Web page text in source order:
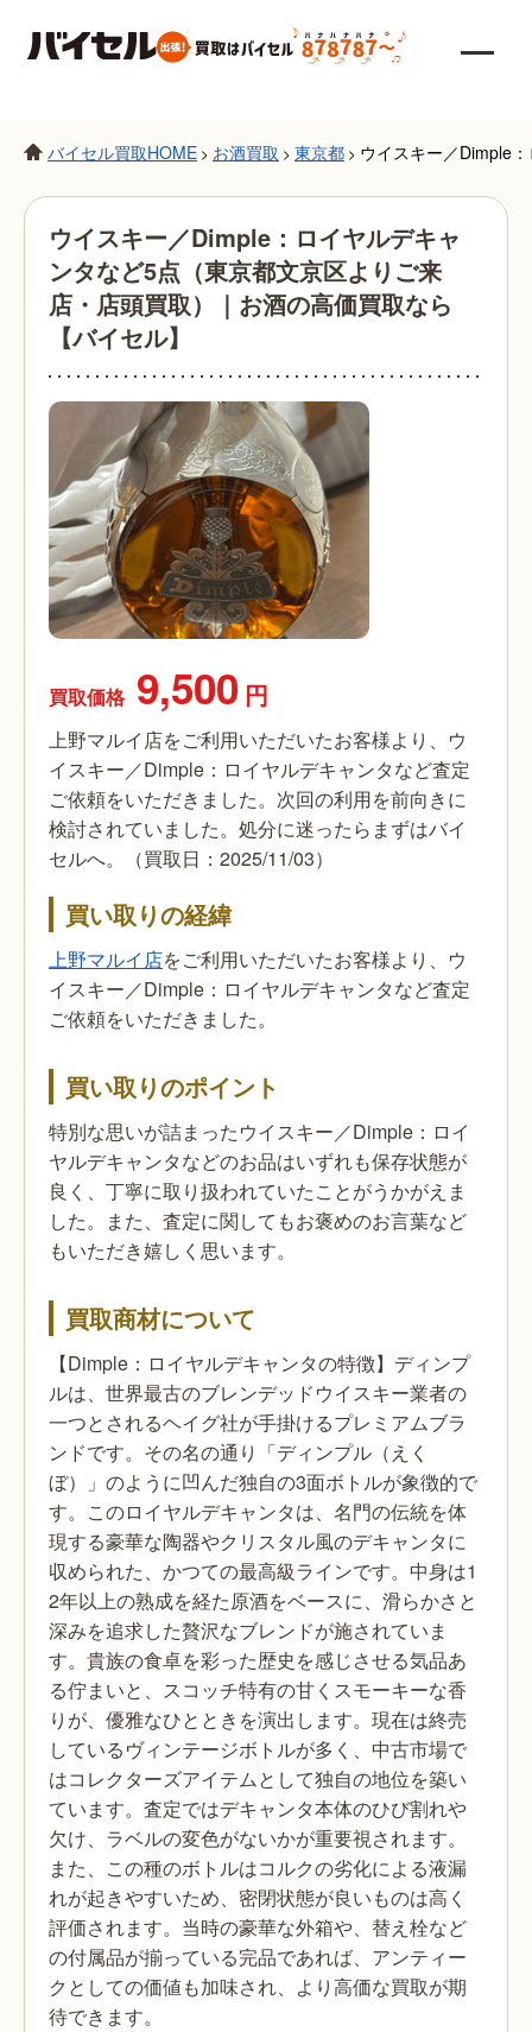
バイセル買取HOME > お酒買取 > 東京都 > ウイスキー／Dimple
ウイスキー／Dimple：ロイヤルデキャ
ンタなど5点（東京都文京区よりご来
店・店頭買取）｜お酒の高価買取なら
【バイセル】
買取価格 9,500 円
上野マルイ店をご利用いただいたお客様より、ウ
イスキー／Dimple：ロイヤルデキャンタなど査定
ご依頼をいただきました。次回の利用を前向きに
検討されていました。処分に迷ったらまずはバイ
セルへ。（買取日：2025/11/03）
買い取りの経緯
上野マルイ店をご利用いただいたお客様より、ウ
イスキー／Dimple：ロイヤルデキャンタなど査定
ご依頼をいただきました。
買い取りのポイント
特別な思いが詰まったウイスキー／Dimple：ロイ
ヤルデキャンタなどのお品はいずれも保存状態が
良く、丁寧に取り扱われていたことがうかがえま
した。また、査定に関してもお褒めのお言葉など
もいただき嬉しく思います。
買取商材について
【Dimple：ロイヤルデキャンタの特徴】ディンプ
ルは、世界最古のブレンデッドウイスキー業者の
一つとされるヘイグ社が手掛けるプレミアムブラ
ンドです。その名の通り「ディンプル（えく
ぼ）」のように凹んだ独自の3面ボトルが象徴的で
す。このロイヤルデキャンタは、名門の伝統を体
現する豪華な陶器やクリスタル風のデキャンタに
収められた、かつての最高級ラインです。中身は1
2年以上の熟成を経た原酒をベースに、滑らかさと
深みを追求した贅沢なブレンドが施されていま
す。貴族の食卓を彩った歴史を感じさせる気品あ
る佇まいと、スコッチ特有の甘くスモーキーな香
りが、優雅なひとときを演出します。現在は終売
しているヴィンテージボトルが多く、中古市場で
はコレクターズアイテムとして独自の地位を築い
ています。査定ではデキャンタ本体のひび割れや
欠け、ラベルの変色がないかが重要視されます。
また、この種のボトルはコルクの劣化による液漏
れが起きやすいため、密閉状態が良いものは高く
評価されます。当時の豪華な外箱や、替え栓など
の付属品が揃っている完品であれば、アンティー
クとしての価値も加味され、より高価な買取が期
待できます。